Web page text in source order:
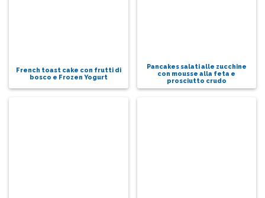
French toast cake con frutti di
bosco e Frozen Yogurt
Pancakes salati alle zucchine
con mousse alla feta e
prosciutto crudo